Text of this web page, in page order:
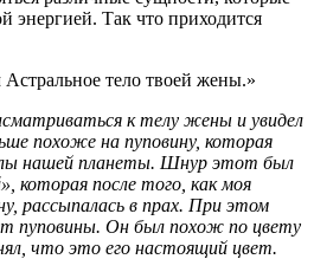
энергией. Так что приходится
тело твоей жены.»
к телу жены и увидел
похоже на пуповину, которая
нашей планеты. Шнур этот был
которая после того, как моя
рассыпалась в прах. При этом
пуповины. Он был похож по цвету
что это его настоящий цвет.